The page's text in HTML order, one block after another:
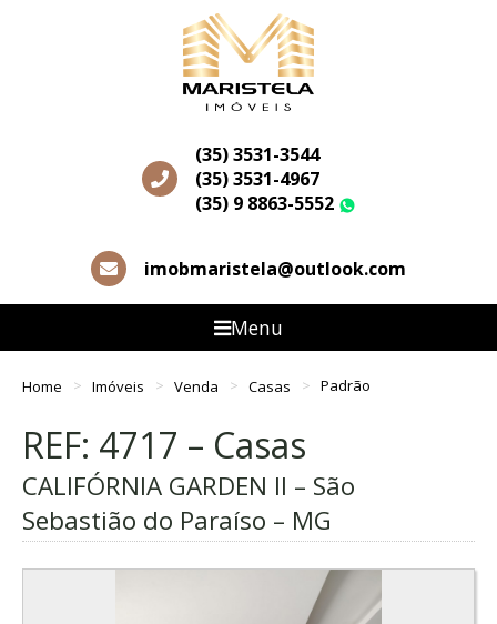
(35) 3531-3544
(35) 3531-4967
(35) 9 8863-5552
imobmaristela@outlook.com
Menu
Home Imóveis Venda Casas Padrão
REF: 4717 – Casas
CALIFÓRNIA GARDEN II – São
Sebastião do Paraíso – MG